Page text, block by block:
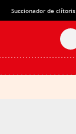
Succionador de clítoris